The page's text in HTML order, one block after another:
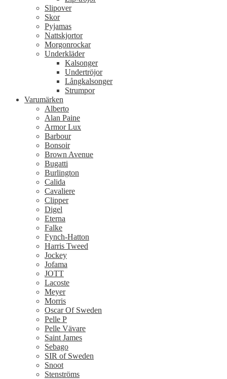
Slipover
Skor
Pyjamas
Nattskjortor
Morgonrockar
Underkläder
Kalsonger
Undertröjor
Långkalsonger
Strumpor
Varumärken
Alberto
Alan Paine
Armor Lux
Barbour
Bonsoir
Brown Avenue
Bugatti
Burlington
Calida
Cavaliere
Clipper
Digel
Eterna
Falke
Fynch-Hatton
Harris Tweed
Jockey
Jofama
JOTT
Lacoste
Meyer
Morris
Oscar Of Sweden
Pelle P
Pelle Vävare
Saint James
Sebago
SIR of Sweden
Snoot
Stenströms